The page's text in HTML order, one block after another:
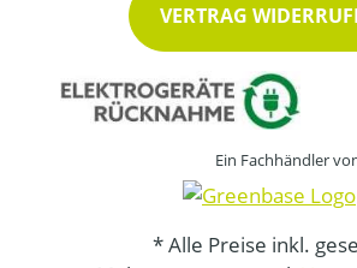
VERTRAG
Ein Fachhändler
* Alle Preise inkl.